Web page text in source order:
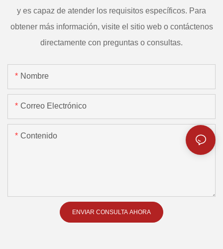
y es capaz de atender los requisitos específicos. Para
obtener más información, visite el sitio web o contáctenos
directamente con preguntas o consultas.
Nombre
Correo Electrónico
Contenido
ENVIAR CONSULTA AHORA